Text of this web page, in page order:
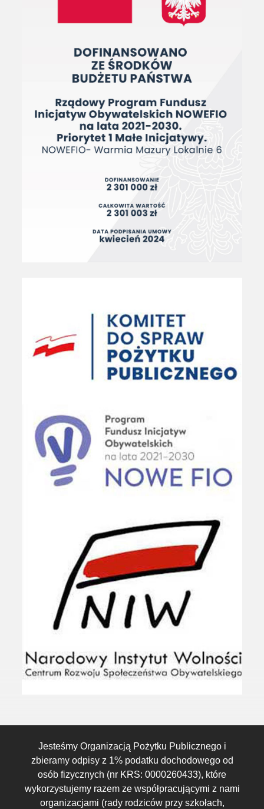
Jesteśmy Organizacją Pożytku Publicznego i
zbieramy odpisy z 1% podatku dochodowego od
osób fizycznych (nr KRS: 0000260433), które
wykorzystujemy razem ze współpracującymi z nami
organizacjami (rady rodziców przy szkołach,